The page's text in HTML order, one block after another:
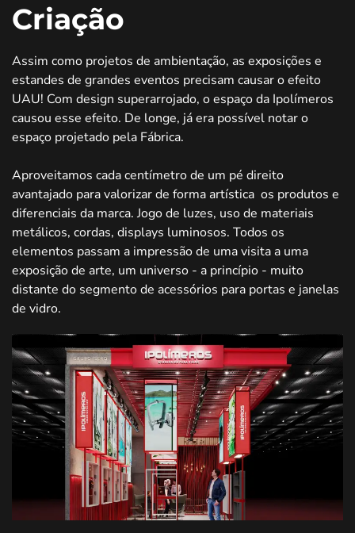
Criação
Assim como projetos de ambientação, as exposições e
estandes de grandes eventos precisam causar o efeito
UAU! Com design superarrojado, o espaço da Ipolímeros
causou esse efeito. De longe, já era possível notar o
espaço projetado pela Fábrica.
Aproveitamos cada centímetro de um pé direito
avantajado para valorizar de forma artística os produtos e
diferenciais da marca. Jogo de luzes, uso de materiais
metálicos, cordas, displays luminosos. Todos os
elementos passam a impressão de uma visita a uma
exposição de arte, um universo - a princípio - muito
distante do segmento de acessórios para portas e janelas
de vidro.